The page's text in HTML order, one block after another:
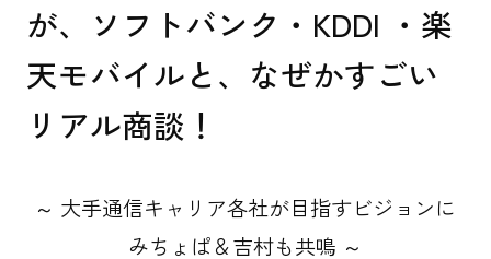
資料ダウンロード
が、ソフトバンク・KDDI ・楽
天モバイルと、なぜかすごい
リアル商談！
～ 大手通信キャリア各社が目指すビジョンに
みちょぱ＆吉村も共鳴 ～